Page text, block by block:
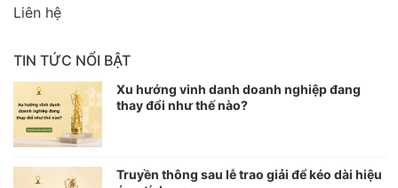
Liên hệ
TIN TỨC NỔI BẬT
Xu hướng vinh danh doanh nghiệp đang
thay đổi như thế nào?
Truyền thông sau lễ trao giải để kéo dài hiệu